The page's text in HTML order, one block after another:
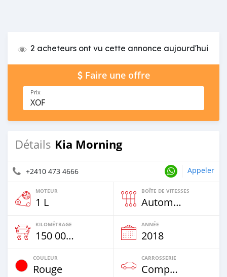
2 acheteurs ont vu cette annonce aujourd'hui
Faire une offre
Prix
XOF
Détails Kia Morning
+2410 473 4666 Appeler
MOTEUR
1 L
BOÎTE DE VITESSES
Automatique
KILOMÉTRAGE
150 000 Km
ANNÉE
2018
COULEUR
Rouge
CARROSSERIE
Compacte